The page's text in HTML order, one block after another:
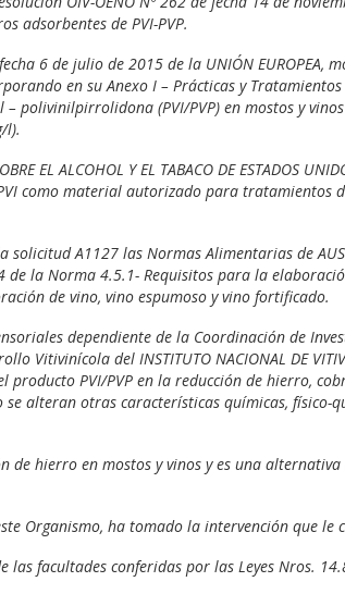
adsorbentes de PVI-PVP.
6 de julio de 2015 de la UNIÓN EUROPEA,
en su Anexo I – Prácticas y
polivinilpirrolidona (PVI/PVP) en mostos y
l).
EL ALCOHOL Y EL TABACO DE ESTADOS
como material autorizado para tratamientos
A1127 las Normas Alimentarias de
de la Norma 4.5.1- Requisitos para la
de vino, vino espumoso y vino fortificado.
dependiente de la Coordinación de
Vitivinícola del INSTITUTO NACIONAL DE
producto PVI/PVP en la reducción de hierro,
alteran otras características químicas, físico-
de hierro en mostos y vinos y es una
Organismo, ha tomado la intervención que le
las facultades conferidas por las Leyes Nros.